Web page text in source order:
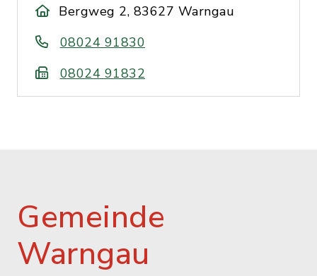
Bergweg 2, 83627 Warngau
08024 91830
08024 91832
Gemeinde
Warngau